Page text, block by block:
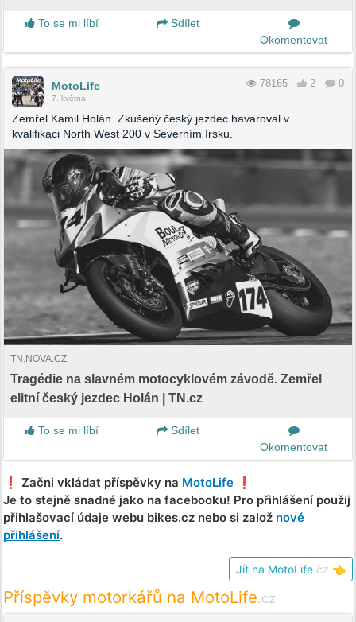
To se mi líbí
Sdílet
Okomentovat
MotoLife
7. května
78165 2 0
Zemřel Kamil Holán. Zkušený český jezdec havaroval v
kvalifikaci North West 200 v Severním Irsku.
TN.NOVA.CZ
Tragédie na slavném motocyklovém závodě. Zemřel
elitní český jezdec Holán | TN.cz
To se mi líbí
Sdílet
Okomentovat
❗️ Začni vkládat příspěvky na MotoLife ❗️
Je to stejně snadné jako na facebooku! Pro přihlášení použij
přihlašovací údaje webu bikes.cz nebo si založ nové
přihlášení.
Jít na MotoLife .cz 👈
Příspěvky motorkářů na MotoLife.cz